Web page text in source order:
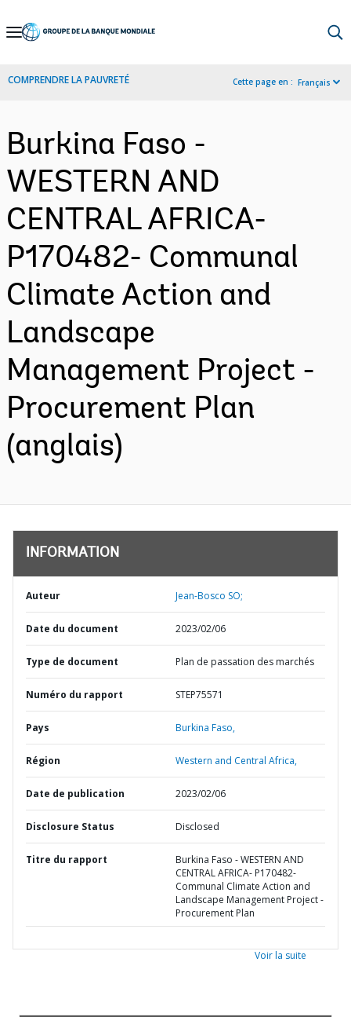
Skip
Navigation
COMPRENDRE LA PAUVRETÉ Cette page en : Français
Burkina Faso -
WESTERN AND
CENTRAL AFRICA-
P170482- Communal
Climate Action and
Landscape
Management Project -
Procurement Plan
(anglais)
INFORMATION
Auteur Jean-Bosco SO;
Date du document 2023/02/06
Type de document Plan de passation des marchés
Numéro du rapport STEP75571
Pays Burkina Faso,
Région Western and Central Africa,
Date de publication 2023/02/06
Disclosure Status Disclosed
Titre du rapport
Burkina Faso - WESTERN AND
CENTRAL AFRICA- P170482-
Communal Climate Action and
Landscape Management Project -
Procurement Plan
Voir la suite